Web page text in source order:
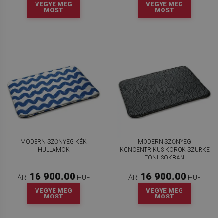
VEGYE MEG
MOST
VEGYE MEG
MOST
MODERN SZŐNYEG KÉK
HULLÁMOK
ÁR: 16 900.00 HUF
VEGYE MEG
MOST
MODERN SZŐNYEG
KONCENTRIKUS KÖRÖK SZÜRKE
TÓNUSOKBAN
ÁR: 16 900.00 HUF
VEGYE MEG
MOST